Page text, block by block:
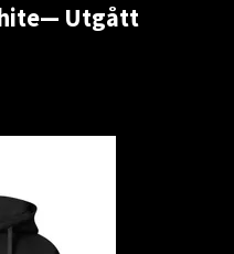
Utgått